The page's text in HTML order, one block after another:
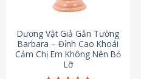
Dương Vật Giả Gắn Tường
Barbara – Đỉnh Cao Khoái
Cảm Chị Em Không Nên Bỏ
Lỡ